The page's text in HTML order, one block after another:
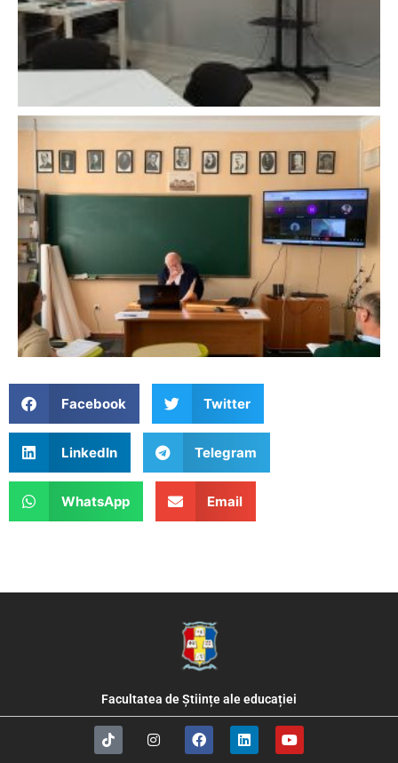
Facebook Twitter
LinkedIn Telegram
WhatsApp Email
Facultatea de Științe ale educației
T
i
I
n
F
a
L
i
Y
o